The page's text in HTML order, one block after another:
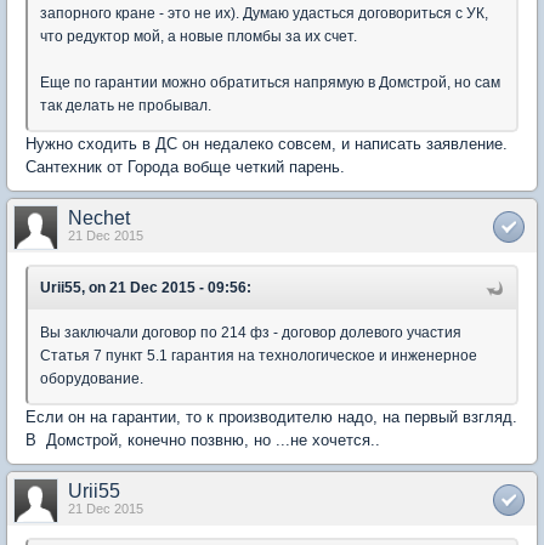
запорного кране - это не их). Думаю удасться договориться с УК,
что редуктор мой, а новые пломбы за их счет.
Еще по гарантии можно обратиться напрямую в Домстрой, но сам
так делать не пробывал.
Нужно сходить в ДС он недалеко совсем, и написать заявление.
Сантехник от Города вобще четкий парень.
Nechet
21 Dec 2015
Urii55, on 21 Dec 2015 - 09:56:
Вы заключали договор по 214 фз - договор долевого участия
Статья 7 пункт 5.1 гарантия на технологическое и инженерное
оборудование.
Если он на гарантии, то к производителю надо, на первый взгляд.
В Домстрой, конечно позвню, но ...не хочется..
Urii55
21 Dec 2015